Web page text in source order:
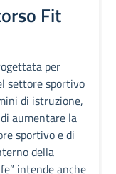
Fit
per
settore sportivo
di istruzione,
aumentare la
sportivo e di
della
intende anche